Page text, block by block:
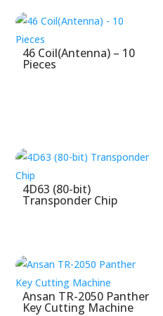
46 Coil(Antenna) – 10
Pieces
4D63 (80-bit)
Transponder Chip
Ansan TR-2050 Panther
Key Cutting Machine